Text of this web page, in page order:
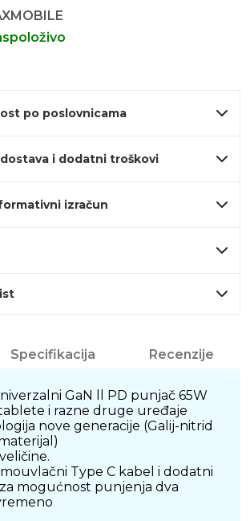
po poslovnicama
i dodatni troškovi
izračun
Specifikacija Recenzije
GaN ll PD punjač 65W
i razne druge uređaje
nove generacije (Galij-nitrid
Type C kabel i dodatni
mogućnost punjenja dva